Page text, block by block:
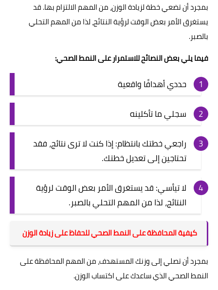
بمجرد أن تضعي خطة لزيادة الوزن، من المهم الالتزام بها. قد
يستغرق الأمر بعض الوقت لرؤية النتائج، لذا من المهم التحلي
بالصبر.
فيما يلي بعض النصائح للاستمرار على النمط الصحي:
حددي أهدافًا واقعية
سجلي ما تأكلينه
راجعي خطتك بانتظام: إذا كنت لا ترى نتائج، فقد
تحتاجين إلى تعديل خطتك.
لا تيأسي: قد يستغرق الأمر بعض الوقت لرؤية
النتائج، لذا من المهم التحلي بالصبر.
كيفية المحافظة على النمط الصحي للحفاظ على زيادة الوزن
بمجرد أن تصلي إلى وزنك المستهدف، من المهم المحافظة على
النمط الصحي الذي ساعدك على اكتساب الوزن.